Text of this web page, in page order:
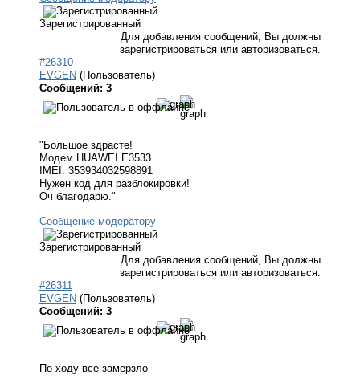
Зарегистрированный
Для добавления сообщений, Вы должны
зарегистрироваться или авторизоваться.
#26310
EVGEN (Пользователь)
Сообщений: 3
"Большое здрасте!
Модем HUAWEI E3533
IMEI: 353934032598891
Нужен код для разблокировки!
Оч благодарю."
Сообщение модератору
Зарегистрированный
Для добавления сообщений, Вы должны
зарегистрироваться или авторизоваться.
#26311
EVGEN (Пользователь)
Сообщений: 3
По ходу все замерзло